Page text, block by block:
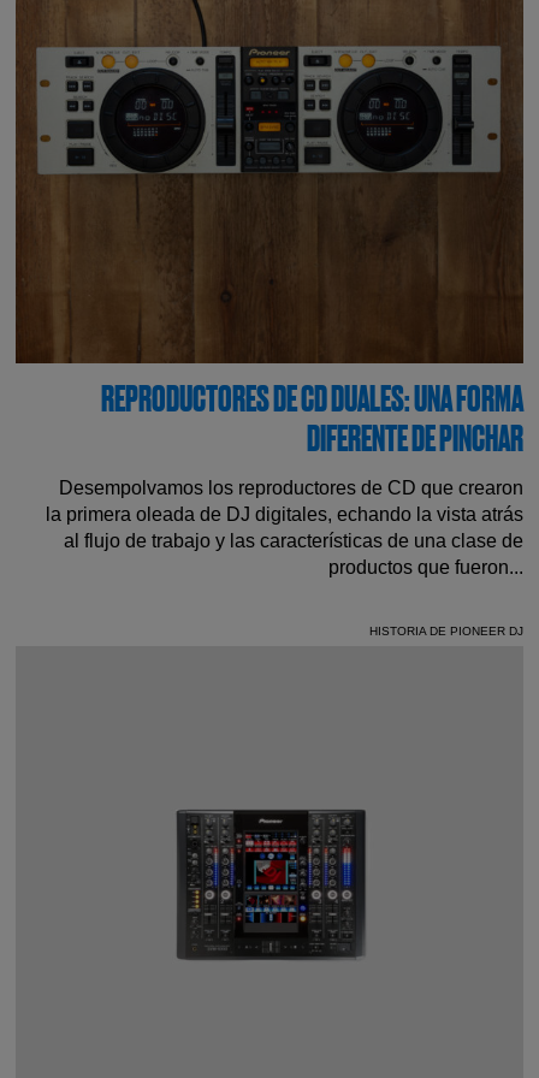
REPRODUCTORES DE CD DUALES: UNA FORMA
DIFERENTE DE PINCHAR
Desempolvamos los reproductores de CD que crearon
la primera oleada de DJ digitales, echando la vista atrás
al flujo de trabajo y las características de una clase de
productos que fueron...
HISTORIA DE PIONEER DJ